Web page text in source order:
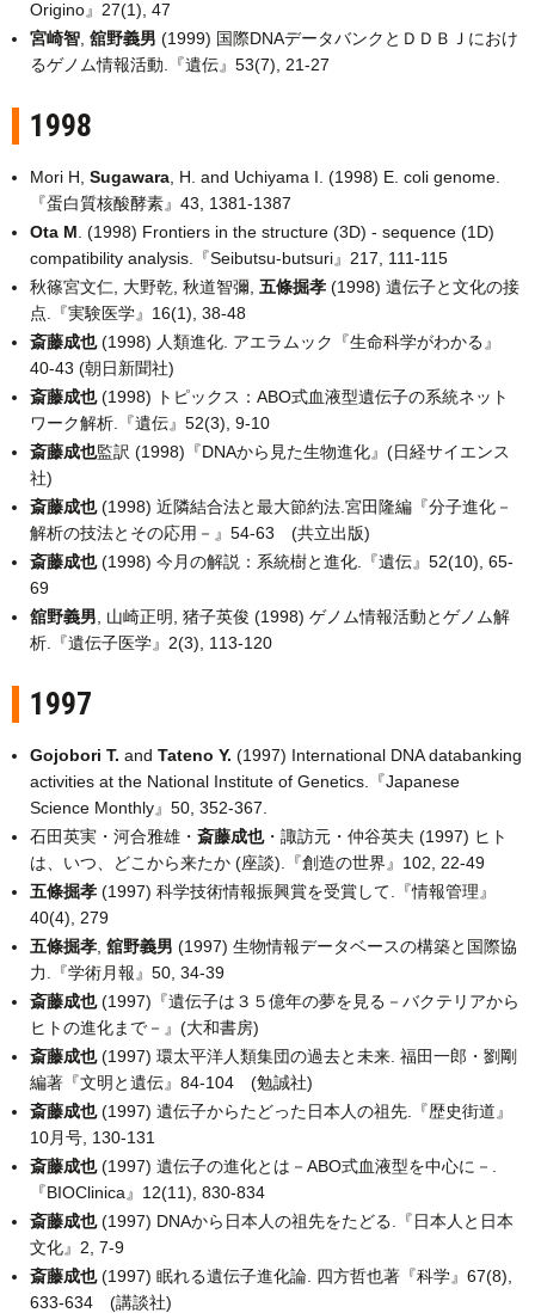
Origino』27(1), 47
宮崎智 舘野義男 (1999) 国際DNAデータバンクとＤＤＢＪにおけ
るゲノム情報活動.『遺伝』53(7), 21-27
1998
Mori H, Sugawara , H. and Uchiyama I. (1998) E. coli genome.
『蛋白質核酸酵素』43, 1381-1387
Ota M . (1998) Frontiers in the structure (3D) - sequence (1D)
compatibility analysis.『Seibutsu-butsuri』217, 111-115
秋篠宮文仁, 大野乾, 秋道智彌, 五條掘孝 (1998) 遺伝子と文化の接
点.『実験医学』16(1), 38-48
斎藤成也(1998) 人類進化. アエラムック『生命科学がわかる』
40-43 (朝日新聞社)
斎藤成也(1998) トピックス：ABO式血液型遺伝子の系統ネット
ワーク解析.『遺伝』52(3), 9-10
斎藤成也監訳 (1998)『DNAから見た生物進化』(日経サイエンス
社)
斎藤成也(1998) 近隣結合法と最大節約法.宮田隆編『分子進化－
解析の技法とその応用－』54-63 (共立出版)
斎藤成也(1998) 今月の解説：系統樹と進化.『遺伝』52(10), 65-
69
舘野義男 , 山崎正明, 猪子英俊 (1998) ゲノム情報活動とゲノム解
析.『遺伝子医学』2(3), 113-120
1997
Gojobori T. and Tateno Y. (1997) International DNA databanking
activities at the National Institute of Genetics.『Japanese
Science Monthly』50, 352-367.
石田英実・河合雅雄・ 斎藤成也・諏訪元・仲谷英夫 (1997) ヒト
は、いつ、どこから来たか (座談).『創造の世界』102, 22-49
五條掘孝 (1997) 科学技術情報振興賞を受賞して.『情報管理』
40(4), 279
五條掘孝 舘野義男 (1997) 生物情報データベースの構築と国際協
力.『学術月報』50, 34-39
斎藤成也(1997)『遺伝子は３５億年の夢を見る－バクテリアから
ヒトの進化まで－』(大和書房)
斎藤成也(1997) 環太平洋人類集団の過去と未来. 福田一郎・劉剛
編著『文明と遺伝』84-104 (勉誠社)
斎藤成也(1997) 遺伝子からたどった日本人の祖先.『歴史街道』
10月号, 130-131
斎藤成也(1997) 遺伝子の進化とは－ABO式血液型を中心に－.
『BIOClinica』12(11), 830-834
斎藤成也(1997) DNAから日本人の祖先をたどる.『日本人と日本
文化』2, 7-9
斎藤成也(1997) 眠れる遺伝子進化論. 四方哲也著『科学』67(8),
633-634 (講談社)